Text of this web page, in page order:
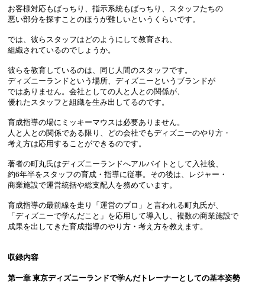
お客様対応もばっちり、指示系統もばっちり、スタッフたちの
悪い部分を探すことのほうが難しいというくらいです。
では、彼らスタッフはどのようにして教育され、
組織されているのでしょうか。
彼らを教育しているのは、同じ人間のスタッフです。
ディズニーランドという場所、ディズニーというブランドが
ではありません。会社としての人と人との関係が、
優れたスタッフと組織を生み出してるのです。
育成指導の場にミッキーマウスは必要ありません。
人と人との関係である限り、どの会社でもディズニーのやり方・
考え方は応用することができるのです。
著者の町丸氏はディズニーランドへアルバイトとして入社後、
約6年半をスタッフの育成・指導に従事。その後は、レジャー・
商業施設で運営統括や総支配人を務めています。
育成指導の最前線を走り「運営のプロ」と言われる町丸氏が、
「ディズニーで学んだこと」を応用して導入し、複数の商業施設で
成果を出してきた育成指導のやり方・考え方を教えます。
収録内容
第一章 東京ディズニーランドで学んだトレーナーとしての基本姿勢